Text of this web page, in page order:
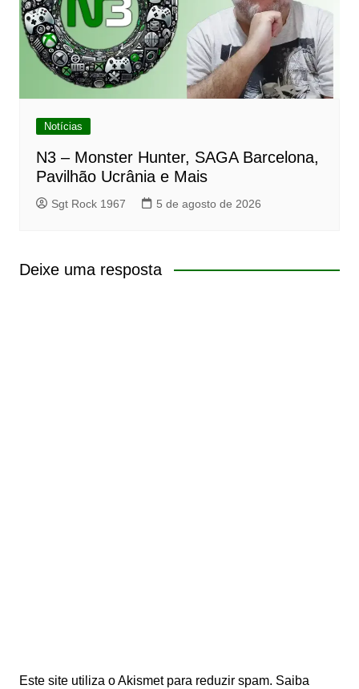
Notícias
N3 – Monster Hunter, SAGA Barcelona,
Pavilhão Ucrânia e Mais
Sgt Rock 1967 5 de agosto de 2026
Deixe uma resposta
Este site utiliza o Akismet para reduzir spam. Saiba